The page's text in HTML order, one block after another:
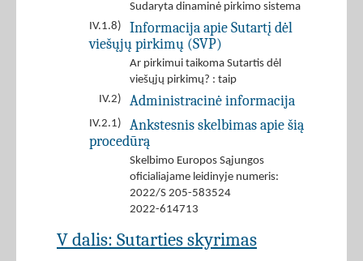
Sudaryta dinaminė pirkimo sistema
IV.1.8)
Informacija apie Sutartį dėl
viešųjų pirkimų (SVP)
Ar pirkimui taikoma Sutartis dėl
viešųjų pirkimų? : taip
IV.2)
Administracinė informacija
IV.2.1)
Ankstesnis skelbimas apie šią
procedūrą
Skelbimo Europos Sąjungos
oficialiajame leidinyje numeris:
2022/S 205-583524
2022-614713
V dalis: Sutarties skyrimas